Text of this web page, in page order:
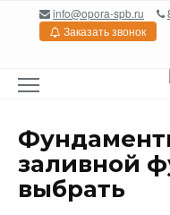
Перейтиinfo@opora-spb.ru
Заказать звонок
заливной
выбрать